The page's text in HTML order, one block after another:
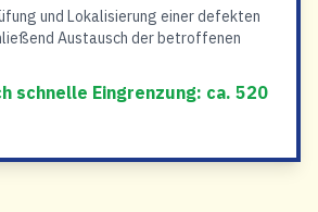
und Lokalisierung einer defekten
Austausch der betroffenen
schnelle Eingrenzung: ca. 520